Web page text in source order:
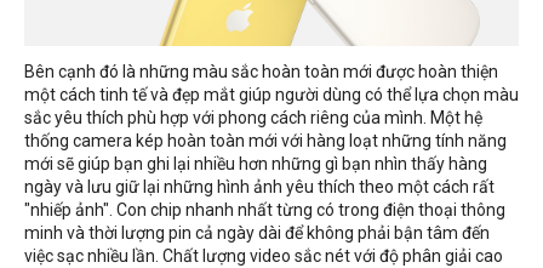
Bên cạnh đó là những màu sắc hoàn toàn mới được hoàn thiện
một cách tinh tế và đẹp mắt giúp người dùng có thể lựa chọn màu
sắc yêu thích phù hợp với phong cách riêng của mình. Một hệ
thống camera kép hoàn toàn mới với hàng loạt những tính năng
mới sẽ giúp bạn ghi lại nhiều hơn những gì bạn nhìn thấy hàng
ngày và lưu giữ lại những hình ảnh yêu thích theo một cách rất
"nhiếp ảnh". Con chip nhanh nhất từng có trong điện thoại thông
minh và thời lượng pin cả ngày dài để không phải bận tâm đến
việc sạc nhiều lần. Chất lượng video sắc nét với độ phân giải cao